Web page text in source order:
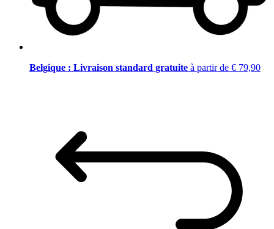
Belgique : Livraison standard gratuite à partir de € 79,90